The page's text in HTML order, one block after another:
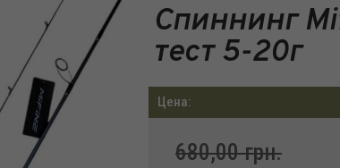
Спиннинг
тест 5-20г
Цена:
680,00грн.